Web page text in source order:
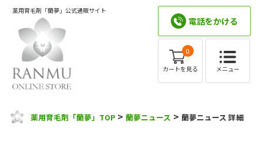
薬用育毛剤「蘭夢」公式通販サイト
電話をかける
0
カートを見る メニュー
薬用育毛剤「蘭夢」TOP >蘭夢ニュース >蘭夢ニュース 詳細